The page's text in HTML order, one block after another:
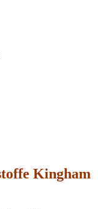
Kingham